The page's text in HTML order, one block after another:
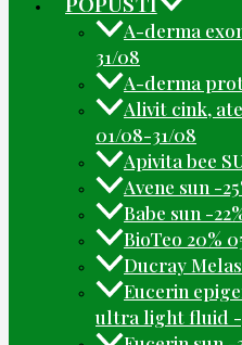
A-derma
31/08
A-derma
Alivit cink,
01/08-31/08
Apivita bee
Avene sun -
Babe sun -
BioTeo 20%
Ducray
Eucerin
ultra light fluid -